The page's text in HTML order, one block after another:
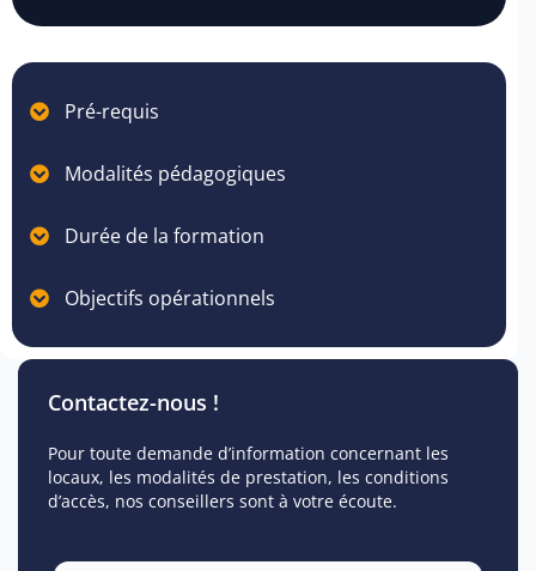
Pré-requis
Modalités pédagogiques
Durée de la formation
Objectifs opérationnels
Contactez-nous !
Pour toute demande d’information concernant les
locaux, les modalités de prestation, les conditions
d’accès, nos conseillers sont à votre écoute.